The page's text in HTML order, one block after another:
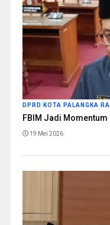
DPRD KOTA PALANGKA
FBIM Jadi
19 Mei 2026